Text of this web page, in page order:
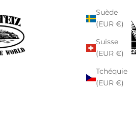
Suède
(EUR €)
Suisse
(EUR €)
Tchéquie
(EUR €)